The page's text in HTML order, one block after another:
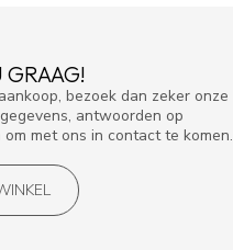
GRAAG!
bezoek dan zeker onze
antwoorden op
met ons in contact te komen.